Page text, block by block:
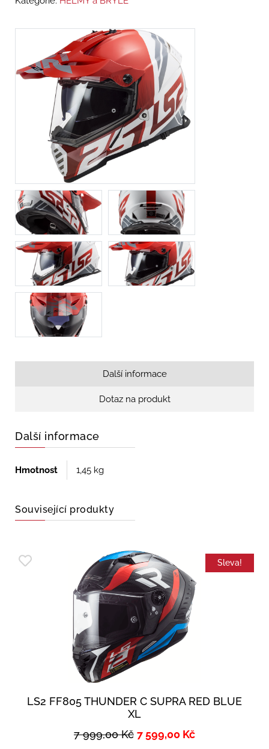
Další informace
Dotaz na produkt
Další informace
Hmotnost 1,45 kg
Související produkty
Sleva!
LS2 FF805 THUNDER C SUPRA RED BLUE
XL
7 999,00Kč 7 599,00 Kč